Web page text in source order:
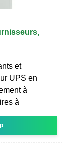
et
UPS en
à
à